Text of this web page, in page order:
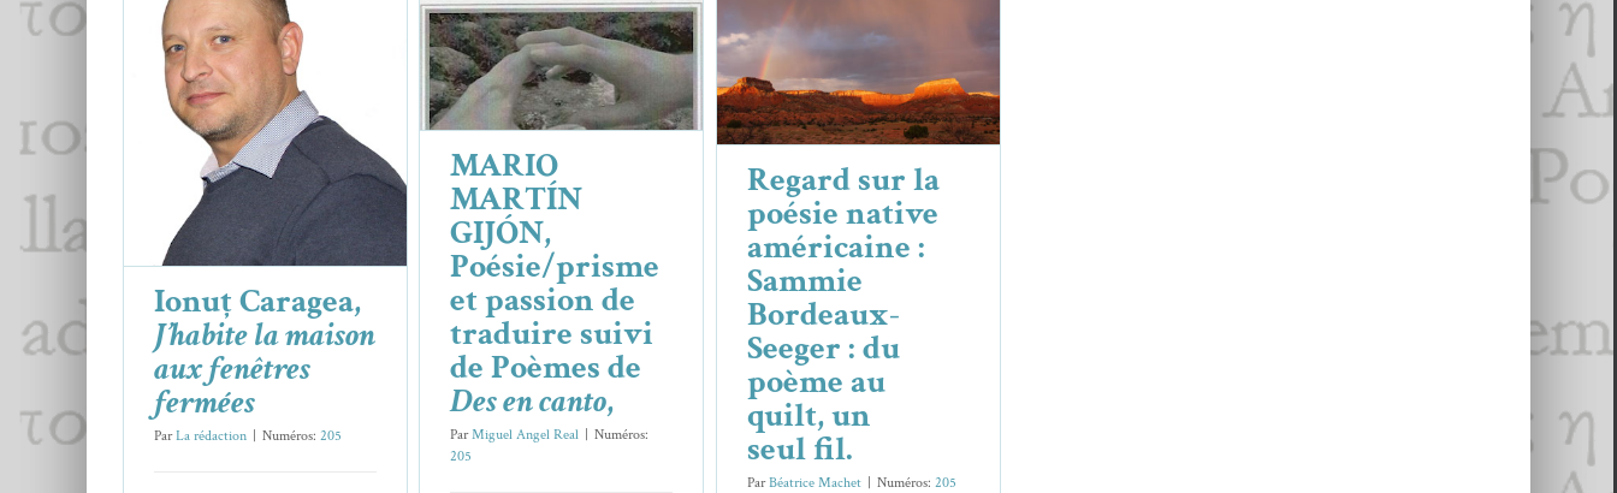
Ionuț Caragea,J’habite
la maison aux fenêtres
fermées
Essais & Chroniques Ionuț Caragea
Ionuț Caragea,
J’habite la maison
aux fenêtres
fermées
ParLa rédaction Numéros: 205
GIJÓN, Poésie/prisme
et passion de traduire
suivi de Poèmes deDes
en canto,
Blog Essais & Chroniques
MARTÍN GIJÓN
MARIO
MARTÍN
GIJÓN,
Poésie/prisme
et passion de
traduire suivi
de Poèmes de
Des en canto,
ParMiguel Angel Real | Numéros:
205
native américaine :
Sammie Bordeaux-
Seeger : du poème au
quilt, un seul fil.
Seeger
Regard sur la
poésie native
américaine :
Sammie
Bordeaux-
Seeger : du
poème au
quilt, un
seul fil.
ParBéatrice Machet Numéros: 205